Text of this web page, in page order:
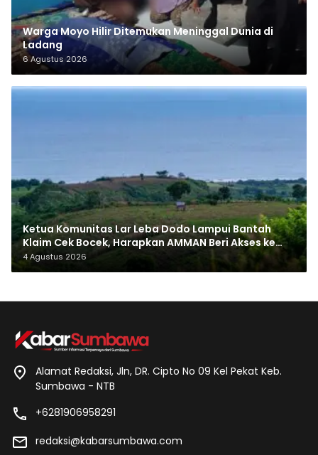
Warga Moyo Hilir Ditemukan Meninggal Dunia di
Ladang
6 Agustus 2026
Ketua Komunitas Lar Leba Dodo Lampui Bantah
Klaim Cek Bocek, Harapkan AMMAN Beri Akses ke
Makam Leluhur
4 Agustus 2026
Alamat Redaksi, Jln, DR. Cipto No 09 Kel Pekat Keb.
Sumbawa - NTB
+6281906958291
redaksi@kabarsumbawa.com